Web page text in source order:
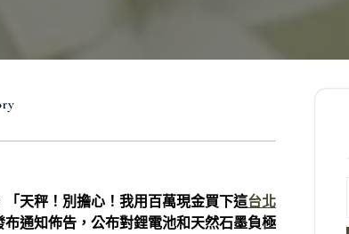
天秤！別擔心！我用百萬現金買下這台北
通知佈告，公布對鋰電池和天然石墨負極